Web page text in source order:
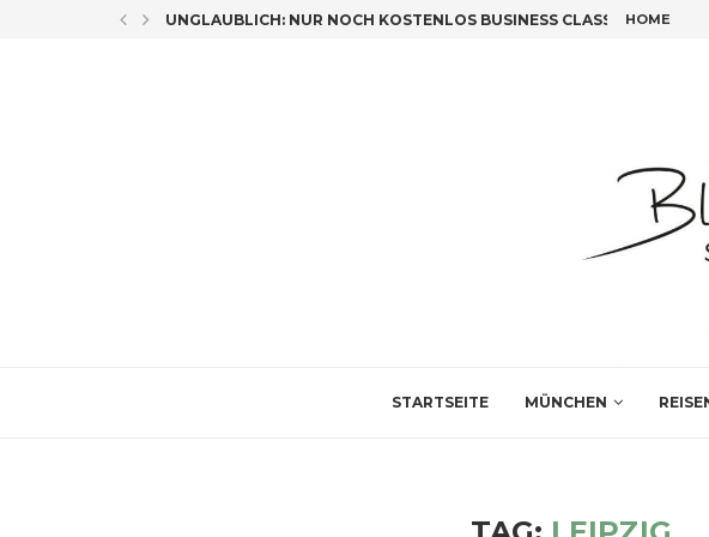
CO-AUTORIN UNGLAUBLICH: NUR NOCH KOSTENLOS BUSINESS CLASS FLIEGEN!
HOME
STARTSEITE MÜNCHEN